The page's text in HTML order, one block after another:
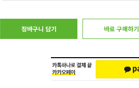
장바구니 담기 바로 구매하기